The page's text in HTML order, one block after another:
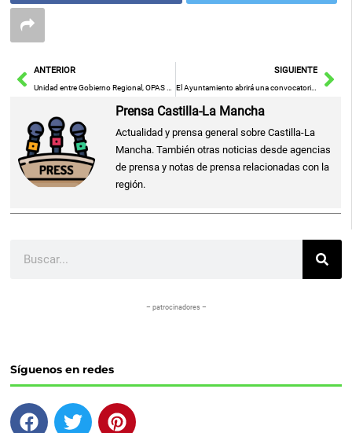
AntANTERIOR SIGUIENTE
Prensa Castilla-La Mancha
Actualidad y prensa general sobre Castilla-La
Mancha. También otras noticias desde agencias
de prensa y notas de prensa relacionadas con la
región.
– patrocinadores –
Síguenos en redes
F
T
P